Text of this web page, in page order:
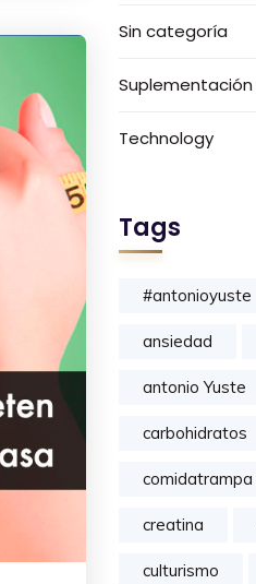
Sin categoría
Suplementación
Technology
Tags
#antonioyuste
ansiedad
antonio Yuste
carbohidratos
comidatrampa
creatina
culturismo